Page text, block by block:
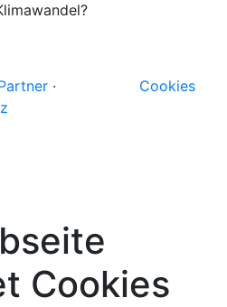
·
Cookies
Cookies